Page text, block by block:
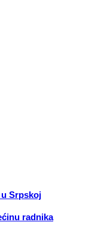
Srpskoj
radnika